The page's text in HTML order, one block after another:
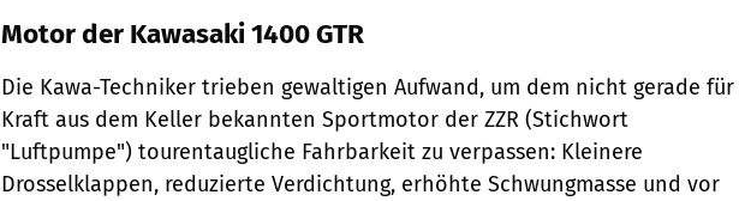
Motor der Kawasaki 1400 GTR
Die Kawa-Techniker trieben gewaltigen Aufwand, um dem nicht gerade für
Kraft aus dem Keller bekannten Sportmotor der ZZR (Stichwort
"Luftpumpe") tourentaugliche Fahrbarkeit zu verpassen: Kleinere
Drosselklappen, reduzierte Verdichtung, erhöhte Schwungmasse und vor